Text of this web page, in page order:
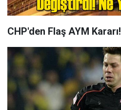
CHP'den Flaş AYM Kararı!